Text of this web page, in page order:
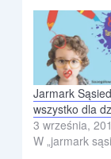
Jarmark
wszystko dla
3 września,
W „jarmark